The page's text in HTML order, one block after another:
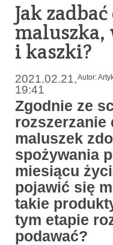
Jak
maluszka,
i kaszki?
Autor:
2021.02.21,
19:41
Zgodnie ze
rozszerzanie
maluszek
spożywania
miesiącu
pojawić się
takie
tym etapie
podawać?